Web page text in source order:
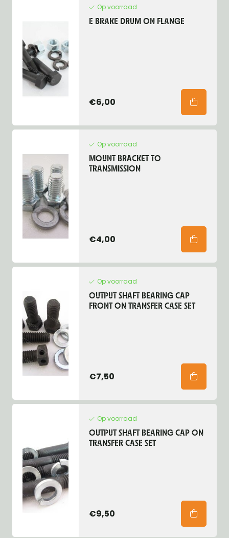
Op voorraad
E BRAKE DRUM ON FLANGE
€6,00
Op voorraad
MOUNT BRACKET TO
TRANSMISSION
€4,00
Op voorraad
OUTPUT SHAFT BEARING CAP
FRONT ON TRANSFER CASE SET
€7,50
Op voorraad
OUTPUT SHAFT BEARING CAP ON
TRANSFER CASE SET
€9,50